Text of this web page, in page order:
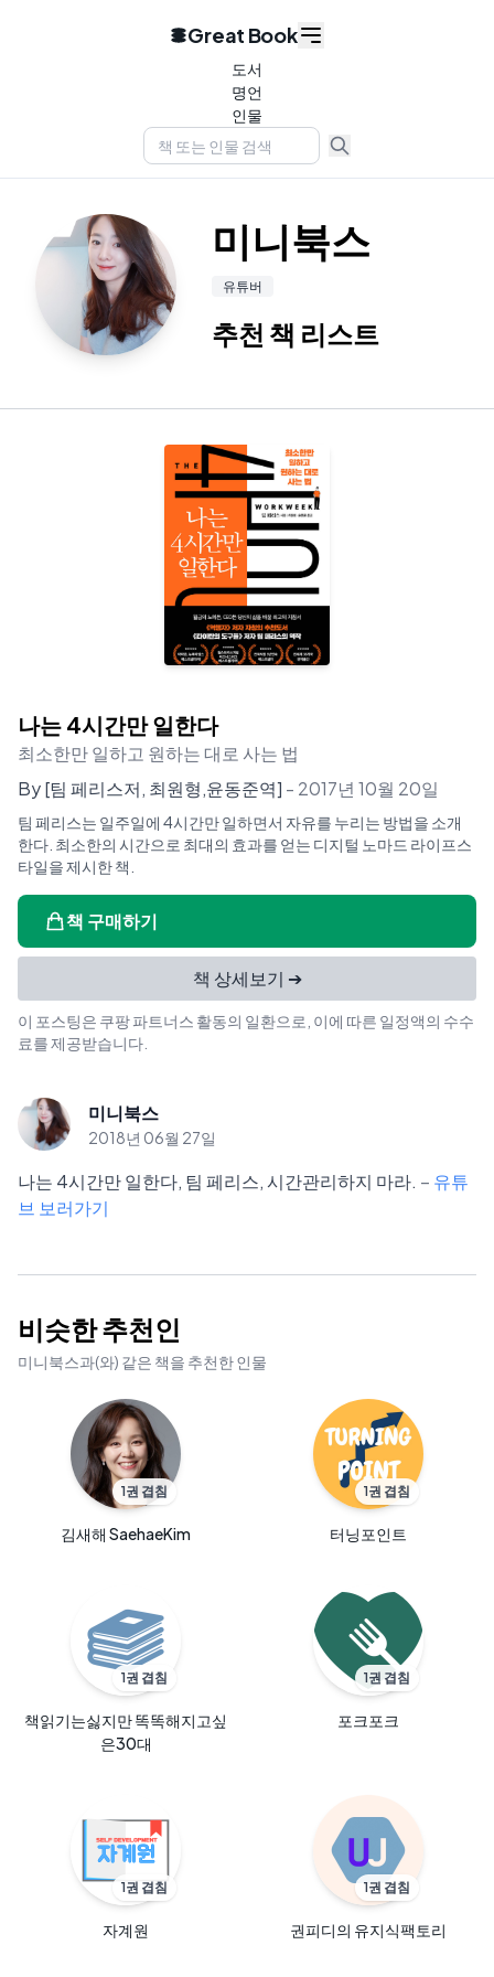
Great Book
도서
명언
인물
미니북스
유튜버
추천 책 리스트
나는 4시간만 일한다
최소한만 일하고 원하는 대로 사는 법
By[팀 페리스저, 최원형,윤동준역] - 2017년 10월 20일
팀 페리스는 일주일에 4시간만 일하면서 자유를 누리는 방법을 소개
한다. 최소한의 시간으로 최대의 효과를 얻는 디지털 노마드 라이프스
타일을 제시한 책.
책 구매하기
책 상세보기 ➔
이 포스팅은 쿠팡 파트너스 활동의 일환으로, 이에 따른 일정액의 수수
료를 제공받습니다.
미니북스
2018년 06월 27일
나는 4시간만 일한다, 팀 페리스, 시간관리하지 마라. – 유튜
브 보러가기
비슷한 추천인
미니북스과(와) 같은 책을 추천한 인물
1권 겹침
김새해 SaehaeKim
1권 겹침
터닝포인트
1권 겹침
책읽기는싫지만 똑똑해지고싶
은30대
1권 겹침
포크포크
1권 겹침
자계원
1권 겹침
권피디의 유지식팩토리